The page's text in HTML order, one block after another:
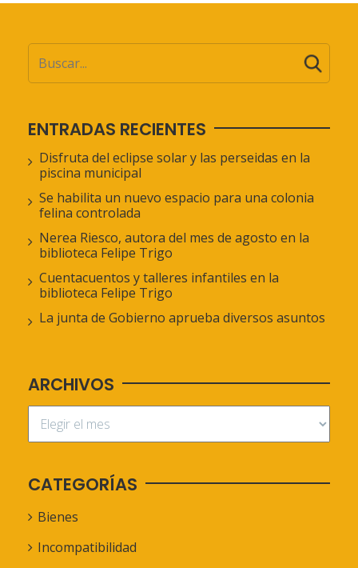
ENTRADAS RECIENTES
Disfruta del eclipse solar y las perseidas en la
piscina municipal
Se habilita un nuevo espacio para una colonia
felina controlada
Nerea Riesco, autora del mes de agosto en la
biblioteca Felipe Trigo
Cuentacuentos y talleres infantiles en la
biblioteca Felipe Trigo
La junta de Gobierno aprueba diversos asuntos
ARCHIVOS
CATEGORÍAS
Bienes
Incompatibilidad